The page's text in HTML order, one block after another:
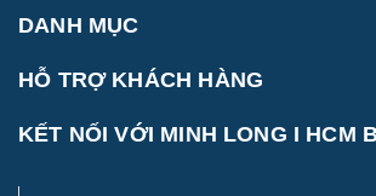
DANH MỤC
HỖ TRỢ KHÁCH HÀNG
KẾT NỐI VỚI MINH LONG I HCM